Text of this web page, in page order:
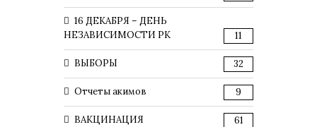
16 ДЕКАБРЯ – ДЕНЬ
НЕЗАВИСИМОСТИ РК
11
ВЫБОРЫ 32
Отчеты акимов 9
ВАКЦИНАЦИЯ 61